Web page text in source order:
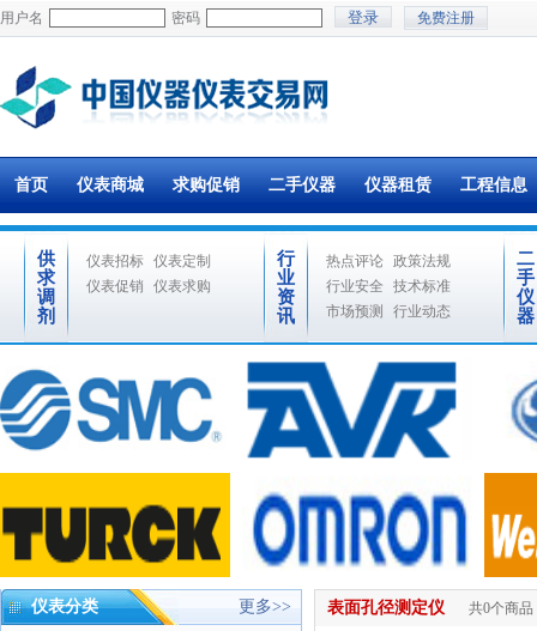
用户名 密码 免费注册
首页 仪表商城 求购促销 二手仪器 仪器租赁 工程信息
供
求
调
剂
仪表招标 仪表定制
仪表促销
仪表求购
行
业
资
讯
热点评论 政策法规
行业安全
技术标准
市场预测
行业动态
二
手
仪
器
仪表分类 更多>> 表面孔径测定仪 共0个商品